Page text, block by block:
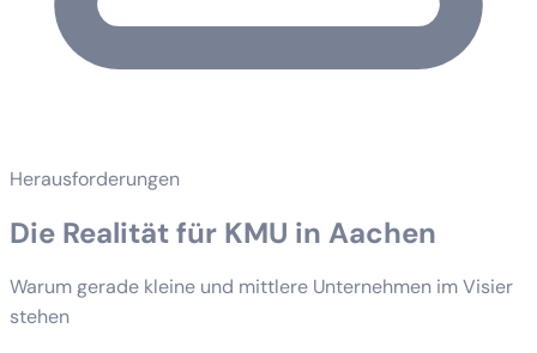
Herausforderungen
Die Realität für KMU in Aachen
Warum gerade kleine und mittlere Unternehmen im Visier
stehen